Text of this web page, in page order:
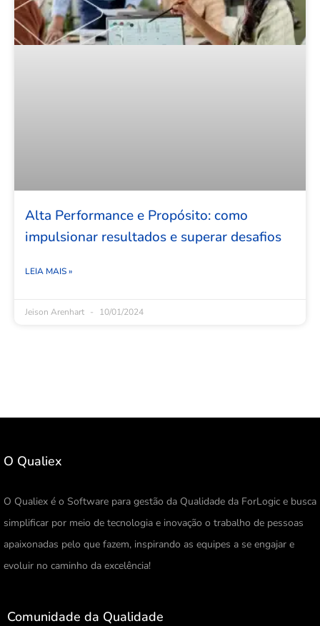
Alta Performance e Propósito: como
impulsionar resultados e superar desafios
LEIA MAIS »
Jeison Arenhart 10/01/2024
O Qualiex
O Qualiex é o Software para gestão da Qualidade da ForLogic e busca
simplificar por meio de tecnologia e inovação o trabalho de pessoas
apaixonadas pelo que fazem, inspirando as equipes a se engajar e
evoluir no caminho da excelência!
Comunidade da Qualidade